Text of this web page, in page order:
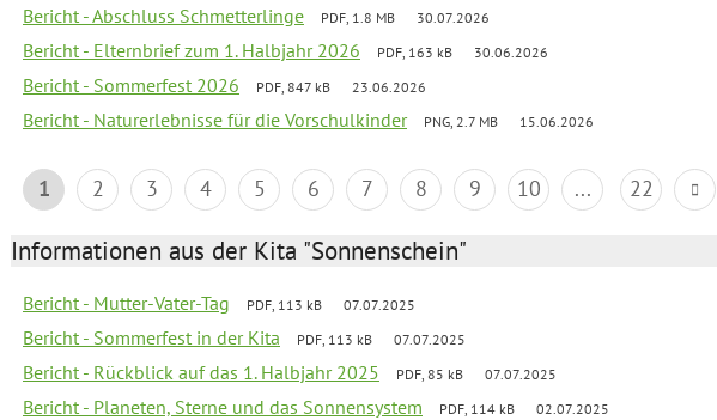
Bericht - Abschluss Schmetterlinge PDF, 1.8 MB 30.07.2026
Bericht - Elternbrief zum 1. Halbjahr 2026 PDF, 163 kB 30.06.2026
Bericht - Sommerfest 2026 PDF, 847 kB 23.06.2026
Bericht - Naturerlebnisse für die Vorschulkinder PNG, 2.7 MB 15.06.2026
1 2 3 4 5 6 7 8 9 10 ... 22
Informationen aus der Kita "Sonnenschein"
Bericht - Mutter-Vater-Tag PDF, 113 kB 07.07.2025
Bericht - Sommerfest in der Kita PDF, 113 kB 07.07.2025
Bericht - Rückblick auf das 1. Halbjahr 2025 PDF, 85 kB 07.07.2025
Bericht - Planeten, Sterne und das Sonnensystem PDF, 114 kB 02.07.2025